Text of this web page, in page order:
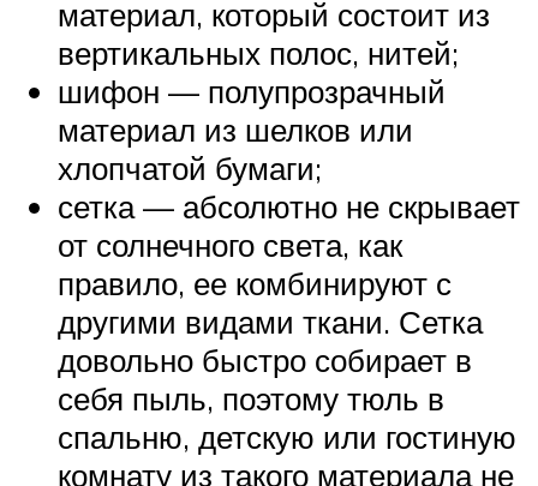
материал, который состоит из
вертикальных полос, нитей;
шифон — полупрозрачный
материал из шелков или
хлопчатой бумаги;
сетка — абсолютно не скрывает
от солнечного света, как
правило, ее комбинируют с
другими видами ткани. Сетка
довольно быстро собирает в
себя пыль, поэтому тюль в
спальню, детскую или гостиную
комнату из такого материала не